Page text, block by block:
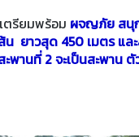
เตรียมพร้อม ผจญภัย สนุก
น ยาวสุด 450 เมตร แล
ะพานที่ 2 จะเป็นสะพาน